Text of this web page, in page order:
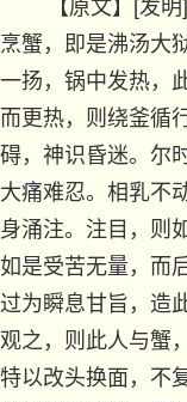
【原文】 [发
烹蟹，即是沸汤大
一扬，锅中发热，
而更热，则绕釜循
碍，神识昏迷。尔
大痛难忍。相乳不
身涌注。注目，则
如是受苦无量，而
过为瞬息甘旨，造
观之，则此人与蟹
特以改头换面，不